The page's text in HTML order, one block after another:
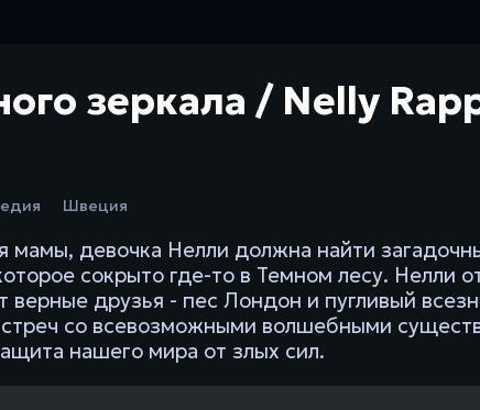
зеркала / Nelly
Швеция
мамы, девочка Нелли должна найти
сокрыто где-то в Темном лесу. Нелли
верные друзья - пес Лондон и пугливый
со всевозможными волшебными
нашего мира от злых сил.